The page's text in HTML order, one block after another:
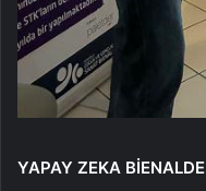
YAPAY ZEKA BİENALDE